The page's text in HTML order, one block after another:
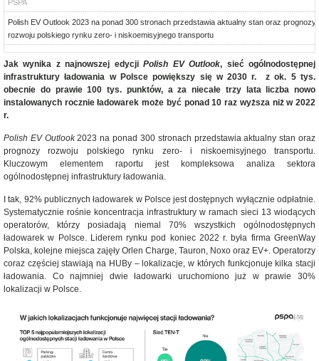
PSPA
Polish EV Outlook 2023 na ponad 300 stronach przedstawia aktualny stan oraz prognozy
rozwoju polskiego rynku zero- i niskoemisyjnego transportu
Jak wynika z najnowszej edycjiPolish EV Outlook, sieć ogólnodostępnej
infrastruktury ładowania w Polsce powiększy się w 2030 r. z ok. 5 tys.
obecnie do prawie 100 tys. punktów, a za niecałe trzy lata liczba nowo
instalowanych rocznie ładowarek może być ponad 10 raz wyższa niż w 2022
r.
Polish EV Outlook2023 na ponad 300 stronach przedstawia aktualny stan oraz
prognozy rozwoju polskiego rynku zero- i niskoemisyjnego transportu.
Kluczowym elementem raportu jest kompleksowa analiza sektora
ogólnodostępnej infrastruktury ładowania.
I tak, 92% publicznych ładowarek w Polsce jest dostępnych wyłącznie odpłatnie.
Systematycznie rośnie koncentracja infrastruktury w ramach sieci 13 wiodących
operatorów, którzy posiadają niemal 70% wszystkich ogólnodostępnych
ładowarek w Polsce. Liderem rynku pod koniec 2022 r. była firma GreenWay
Polska, kolejne miejsca zajęły Orlen Charge, Tauron, Noxo oraz EV+. Operatorzy
coraz częściej stawiają na HUBy – lokalizacje, w których funkcjonuje kilka stacji
ładowania. Co najmniej dwie ładowarki uruchomiono już w prawie 30%
lokalizacji w Polsce.